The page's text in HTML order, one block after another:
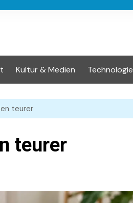
Kultur & Medien Technologie
teurer
teurer